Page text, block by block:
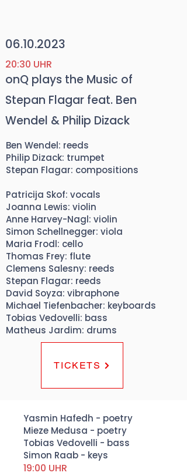
06.10.2023
onQ plays the Music of
Stepan Flagar feat. Ben
Wendel & Philip Dizack
20:30 UHR
Ben Wendel: reeds
Philip Dizack: trumpet
Stepan Flagar: compositions
Patricija Skof: vocals
Joanna Lewis: violin
Anne Harvey-Nagl: violin
Simon Schellnegger: viola
Maria Frodl: cello
Thomas Frey: flute
Clemens Salesny: reeds
Stepan Flagar: reeds
David Soyza: vibraphone
Michael Tiefenbacher: keyboards
Tobias Vedovelli: bass
Matheus Jardim: drums
TICKETS
Yasmin Hafedh - poetry
Mieze Medusa - poetry
Tobias Vedovelli - bass
Simon Raab - keys
19:00 UHR